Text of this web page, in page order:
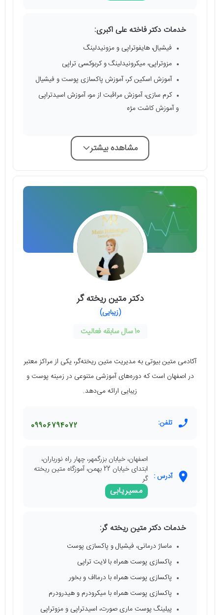
خدمات دکتر فاخته علی اکبری:
فیشیال، هایفوتراپی و مزونیدلینگ
مزوتراپی، میکرونیدلینگ و کربوکسی تراپی
آموزش اسکین کر، آموزش پاکسازی پوست و فیشیال
کرم سازی، آموزش مراقبت از مو، آموزش اسیدتراپی
و آموزش کاشت مژه
مشاهده بیشتر
دکتر متین ریخته گر
(زیبایی)
10 سال سابقه فعالیت
آکادمی متین بیوتی به مدیریت متین ریخته‌گر، یکی از مراکز معتبر
در اصفهان است که دوره‌های آموزشی متنوعی در زمینه پوست و
زیبایی ارائه می‌دهد.
تلفن: 09906794072
آدرس :
اصفهان، خیابان بزرگمهر، چهار راه نورباران،
ابتدای خیابان 22 بهمن، آموزگاه متین ریخته
گر
مسیریابی
خدمات دکتر متین ریخته گر:
ماساژ درمانی، فیشیال و پاکسازی پوست
پاکسازی پوست همراه با لایت تراپی
پاکسازی پوست همراه با درمااف و بخور
پاکسازی پوست همراه با میکرودرم و هیدرودرم
پیلینگ پوست ماری صورت، اسیدتراپی و مزوتراپی